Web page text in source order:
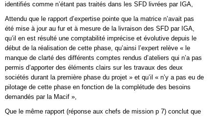
identifiés comme n’étant pas traités dans les SFD livrées par IGA,
Attendu que le rapport d’expertise pointe que la matrice n’avait pas
été mise à jour au fur et à mesure de la livraison des SFD par IGA,
qu’il en est résulté une comptabilité imprécise et évolutive depuis le
début de la réalisation de cette phase, qu’ainsi l’expert relève « le
manque de clarté des différents comptes rendus d’ateliers qui n’a pas
permis d’apporter des éléments clairs sur les travaux des deux
sociétés durant la première phase du projet » et qu’il « n’y a pas eu de
pilotage de cette phase en fonction de la complétude des besoins
demandés par la Macif »,
Que le même rapport (réponse aux chefs de mission p 7) conclut que